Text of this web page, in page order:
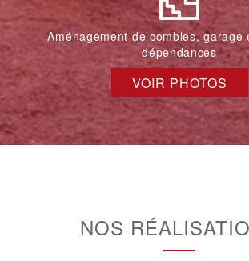
Aménagement de combles, garage
dépendances
VOIR PHOTOS
NOS